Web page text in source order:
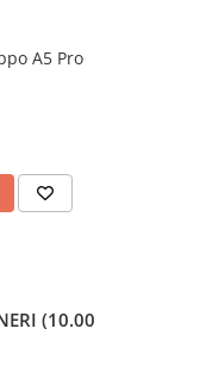
A5 Pro
(10.00